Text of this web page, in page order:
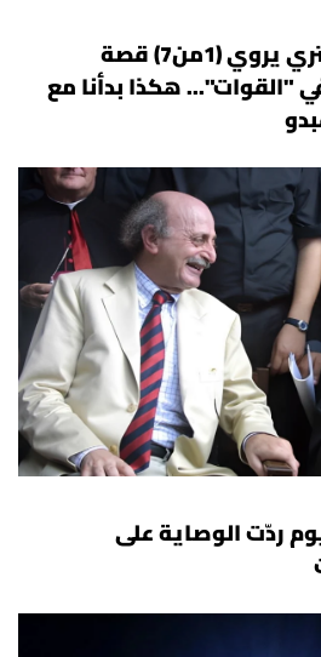
بالفيديو - أسعد شفتري يروي (1من7) قصة
"القوات"... هكذا بدأنا مع
7 آب: يوم ردّت الوصاية على